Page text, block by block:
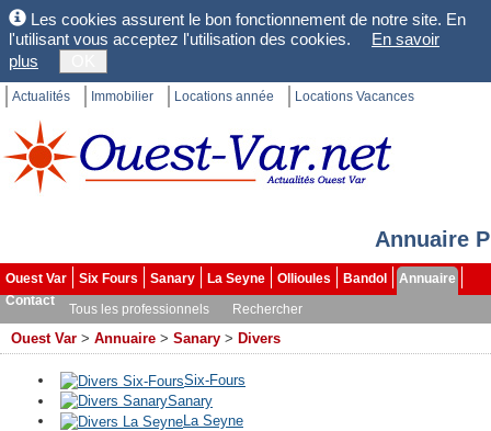
Les cookies assurent le bon fonctionnement de notre site. En
l'utilisant vous acceptez l'utilisation des cookies.
En savoir
plus
Actualités Immobilier Locations année Locations Vacances
Annuaire
Ouest Var Six Fours Sanary La Seyne Ollioules Bandol
Annuaire
Contact
Tous les professionnels Rechercher
Ouest Var > Annuaire > Sanary > Divers
Six-Fours
Sanary
La Seyne